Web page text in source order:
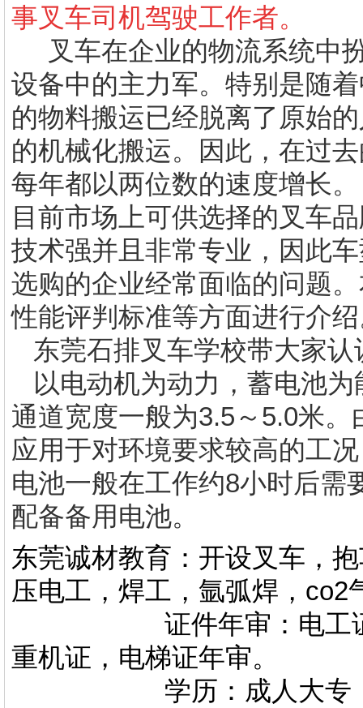
事叉车司机驾驶工作者。
叉车在企业的物流系统中
设备中的主力军。特别是随
的物料搬运已经脱离了原始
的机械化搬运。因此，在过
每年都以两位数的速度增长。
目前市场上可供选择的叉车
技术强并且非常专业，因此
选购的企业经常面临的问题
性能评判标准等方面进行介
东莞石排叉车学校带大家认
以电动机为动力，蓄电池为
通道宽度一般为3.5～5.0米
应用于对环境要求较高的工
电池一般在工作约8小时后需
配备备用电池。
东莞诚材教育：开设叉车，
压电工，焊工，氩弧焊，co2
证件年审：电工证，
重机证，电梯证年审。
学历：成人大专，专